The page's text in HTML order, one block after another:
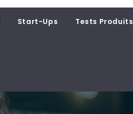
Start-Ups Tests Produits